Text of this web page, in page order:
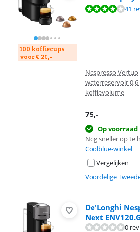
100 koffiecups
voor € 20,-
Beoordeling is 8,1 van de 10, gebaseerd op
41
Nespresso Vertuo
waterreservoir 0,6
koffievolume
75,-
Op voorraad
Nog sneller op te
Coolblue-winkel
Vergelijken
Voordelige
De'Longhi
Next
0